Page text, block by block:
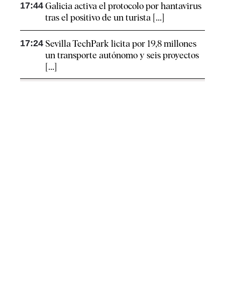
17:44 Galicia activa el protocolo por hantavirus
tras el positivo de un turista [...]
17:24 Sevilla TechPark licita por 19,8 millones
un transporte autónomo y seis proyectos
[...]